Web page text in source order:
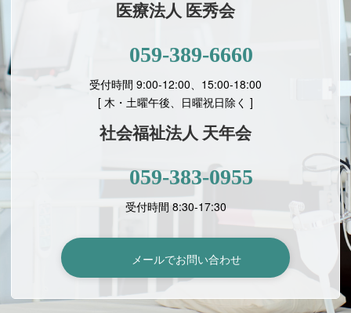
医療法人 医秀会
059-389-6660
受付時間 9:00-12:00、15:00-18:00
[ 木・土曜午後、日曜祝日除く ]
社会福祉法人 天年会
059-383-0955
受付時間 8:30-17:30
メールでお問い合わせ